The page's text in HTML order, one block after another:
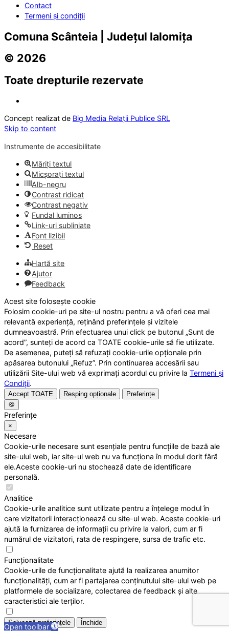
Contact
Termeni și condiții
Comuna Scânteia | Județul Ialomița
© 2026
Toate drepturile rezervate
Concept realizat de Big Media Relații Publice SRL
Skip to content
Open toolbar
Instrumente de accesibilitate
Măriți textul
Micșorați textul
Alb-negru
Contrast ridicat
Contrast negativ
Fundal luminos
Link-uri subliniate
Font lizibil
Reset
Hartă site
Ajutor
Feedback
Acest site folosește cookie
Folosim cookie-uri pe site-ul nostru pentru a vă oferi cea mai
relevantă experiență, reținând preferințele și vizitele
dumneavoastră. Prin efectuarea unui click pe butonul „Sunt de
acord”, sunteți de acord ca TOATE cookie-urile să fie utilizate.
De asemenea, puteți să refuzați cookie-urile opționale prin
apăsarea butonului „Refuz”. Prin continuarea accesării sau
utilizării Site-ului web vă exprimați acordul cu privire la Termeni și
Condiții.
Accept TOATE Resping opționale
Preferințe
🍪
Preferințe
×
Necesare
Cookie-urile necesare sunt esențiale pentru funcțiile de bază ale
site-ului web, iar site-ul web nu va funcționa în modul dorit fără
ele.Aceste cookie-uri nu stochează date de identificare
personală.
Analitice
Cookie-urile analitice sunt utilizate pentru a înțelege modul în
care vizitatorii interacționează cu site-ul web. Aceste cookie-uri
ajută la furnizarea de informații cu privire la valori, cum ar fi
numărul de vizitatori, rata de respingere, sursa de trafic etc.
Funcționalitate
Cookie-urile de funcționalitate ajută la realizarea anumitor
funcționalități, cum ar fi partajarea conținutului site-ului web pe
platformele de socializare, colectarea de feedback și alte
caracteristici ale terților.
Salvează preferințele Închide